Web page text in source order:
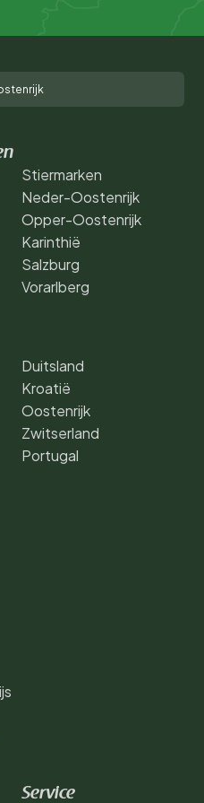
Stiermarken
Neder-Oostenrijk
Opper-Oostenrijk
Karinthië
Salzburg
Vorarlberg
Duitsland
Kroatië
Oostenrijk
Zwitserland
Portugal
Service